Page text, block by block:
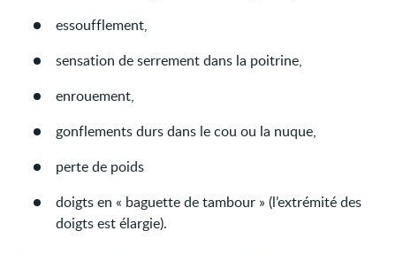
essoufflement,
sensation de serrement dans la poitrine,
enrouement,
gonflements durs dans le cou ou la nuque,
perte de poids
doigts en « baguette de tambour » (l’extrémité des
doigts est élargie).